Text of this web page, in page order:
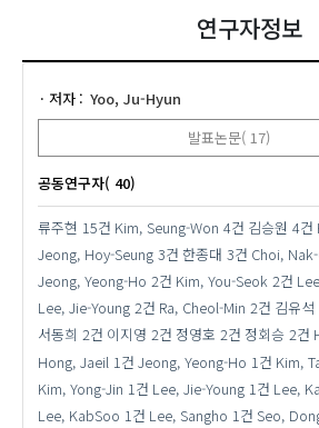
연구자정보
저자
Yoo, Ju-Hyun
발표논문( 17)
공동연구자( 40)
류주현 15건 Kim, Seung-Won 4건 김승원 4건
Jeong, Hoy-Seung 3건 한종대 3건 Choi,
Jeong, Yeong-Ho 2건 Kim, You-Seok 2건
Lee, Jie-Young 2건 Ra, Cheol-Min 2건 김유석
서동희 2건 이지영 2건 정영호 2건 정회승 2건
Hong, Jaeil 1건 Jeong, Yeong-Ho 1건 Kim,
Kim, Yong-Jin 1건 Lee, Jie-Young 1건 Lee,
Lee, KabSoo 1건 Lee, Sangho 1건 Seo,
원 ( Hye Won Park )
서혁준(주저자) ( Hyuk Joon Seo )
송하영
정경희 ( Kyunghee Chung )
조정형